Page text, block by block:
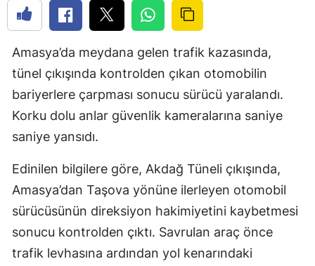
Amasya’da meydana gelen trafik kazasında,
tünel çıkışında kontrolden çıkan otomobilin
bariyerlere çarpması sonucu sürücü yaralandı.
Korku dolu anlar güvenlik kameralarına saniye
saniye yansıdı.
Edinilen bilgilere göre, Akdağ Tüneli çıkışında,
Amasya’dan Taşova yönüne ilerleyen otomobil
sürücüsünün direksiyon hakimiyetini kaybetmesi
sonucu kontrolden çıktı. Savrulan araç önce
trafik levhasına ardından yol kenarındaki